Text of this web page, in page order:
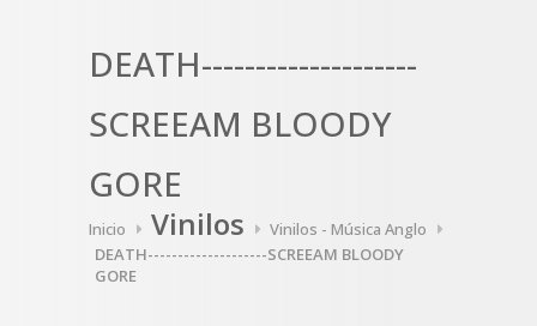
DEATH--------------------
SCREEAM BLOODY
GORE
Inicio Vinilos
Vinilos - Música Anglo
DEATH--------------------SCREEAM BLOODY
GORE